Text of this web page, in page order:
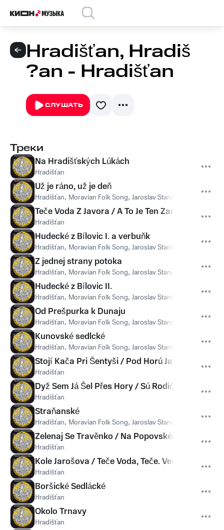
Hradišťan, Hradiš
?an - Hradišťan
СЛУШАТЬ
Треки
Na Hradišťských Lúkách
Hradišťan
Už je ráno, už je deň
Hradišťan, Moravian Folk Song, Jaroslav Staněk
Teče Voda Z Javora / A To Je Ten Zamoravský
Hradišťan
Hudecké z Bílovic I. a verbuňk
Hradišťan, Moravian Folk Song, Jaroslav Staněk
Z jednej strany potoka
Hradišťan, Moravian Folk Song, Jaroslav Staněk
Hudecké z Bílovic II.
Hradišťan, Moravian Folk Song, Jaroslav Staněk
Od Prešpurka k Dunaju
Hradišťan, Moravian Folk Song, Jaroslav Staněk
Kunovské sedlcké
Hradišťan, Moravian Folk Song, Jaroslav Staněk
Stojí Kača Pri Šentyši / Pod Horú Jatelinka
Hradišťan
Dyž Sem Já Šel Přes Hory / Sú Rodiče, Synka Měli
Hradišťan
Straňanské
Hradišťan, Moravian Folk Song, Jaroslav Staněk
Zelenaj Se Travěnko / Na Popovském Poli
Hradišťan
Kole Jarošova / Teče Voda, Teče. Verbuňk
Hradišťan
Boršické Sedlácké
Hradišťan
Okolo Trnavy
Hradišťan